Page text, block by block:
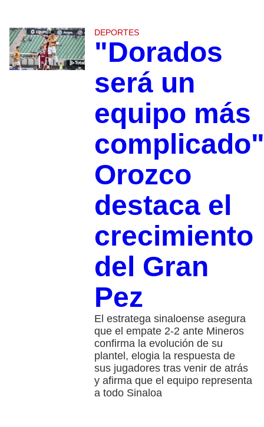
DEPORTES
"Dorados
será un
equipo más
Orozco
destaca el
crecimiento
del Gran
Pez
El estratega sinaloense asegura
que el empate 2-2 ante Mineros
confirma la evolución de su
plantel, elogia la respuesta de
sus jugadores tras venir de atrás
y afirma que el equipo representa
a todo Sinaloa